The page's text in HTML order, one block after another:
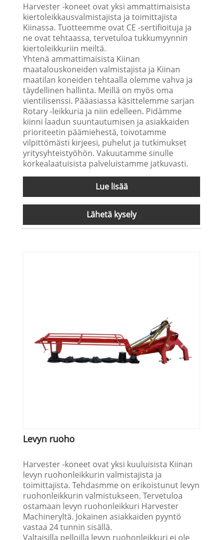
Harvester -koneet ovat yksi ammattimaisista
kiertoleikkausvalmistajista ja toimittajista
Kiinassa. Tuotteemme ovat CE -sertifioituja ja
ne ovat tehtaassa, tervetuloa tukkumyynnin
kiertoleikkuriin meiltä.
Yhtenä ammattimaisista Kiinan
maatalouskoneiden valmistajista ja Kiinan
maatilan koneiden tehtaalla olemme vahva ja
täydellinen hallinta. Meillä on myös oma
vientilisenssi. Pääasiassa käsittelemme sarjan
Rotary -leikkuria ja niin edelleen. Pidämme
kiinni laadun suuntautumisen ja asiakkaiden
prioriteetin päämiehestä, toivotamme
vilpittömästi kirjeesi, puhelut ja tutkimukset
yritysyhteistyöhön. Vakuutamme sinulle
korkealaatuisista palveluistamme jatkuvasti.
Lue lisää
Lähetä kysely
Levyn ruoho
Harvester -koneet ovat yksi kuuluisista Kiinan
levyn ruohonleikkurin valmistajista ja
toimittajista. Tehdasmme on erikoistunut levyn
ruohonleikkurin valmistukseen. Tervetuloa
ostamaan levyn ruohonleikkuri Harvester
Machineryltä. Jokainen asiakkaiden pyyntö
vastaa 24 tunnin sisällä.
Valtaisilla pelloilla levyn ruohonleikkuri ei ole